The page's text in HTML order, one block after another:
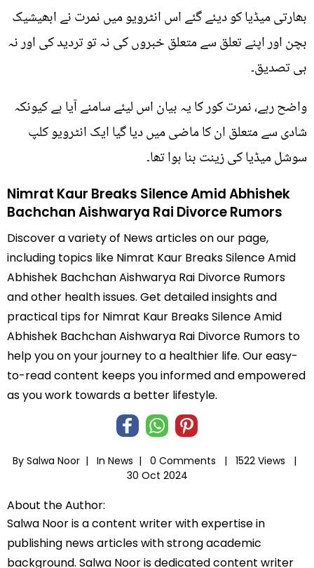
بھارتی میڈیا کو دیئے گئے اس انٹرویو میں نمرت نے ابھیشیک
بچن اور اپنے تعلق سے متعلق خبروں کی نہ تو تردید کی اور نہ
ہی تصدیق۔
واضح رہے، نمرت کور کا یہ بیان اس لیئے سامنے آیا ہے کیونکہ
شادی سے متعلق ان کا ماضی میں دیا گیا ایک انٹرویو کلپ
سوشل میڈیا کی زینت بنا ہوا تھا۔
Nimrat Kaur Breaks Silence Amid Abhishek
Bachchan Aishwarya Rai Divorce Rumors
Discover a variety of News articles on our page,
including topics like Nimrat Kaur Breaks Silence Amid
Abhishek Bachchan Aishwarya Rai Divorce Rumors
and other health issues. Get detailed insights and
practical tips for Nimrat Kaur Breaks Silence Amid
Abhishek Bachchan Aishwarya Rai Divorce Rumors to
help you on your journey to a healthier life. Our easy-
to-read content keeps you informed and empowered
as you work towards a better lifestyle.
By Salwa Noor | In News | 0 Comments |
1522 Views |
30 Oct 2024
About the Author:
Salwa Noor is a content writer with expertise in
publishing news articles with strong academic
background. Salwa Noor is dedicated content writer